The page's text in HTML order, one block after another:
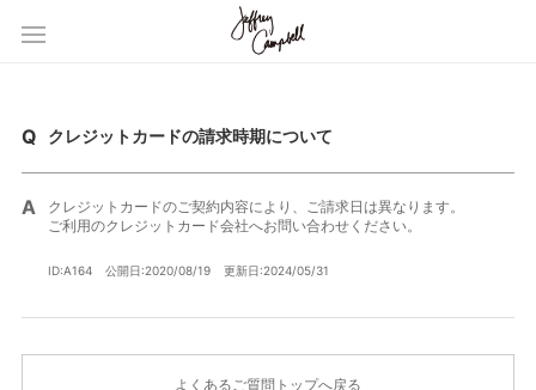
クレジットカードの請求時期について
クレジットカードのご契約内容により、ご請求日は異なります。
ご利用のクレジットカード会社へお問い合わせください。
ID:A164 公開日:2020/08/19 更新日:2024/05/31
よくあるご質問トップへ戻る